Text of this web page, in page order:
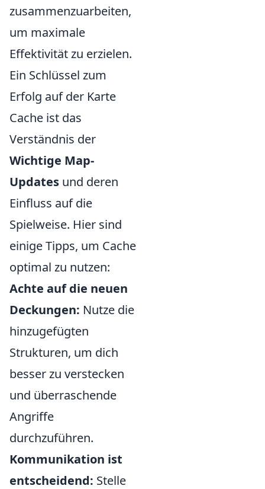
zusammenzuarbeiten,
um maximale
Effektivität zu erzielen.
Ein Schlüssel zum
Erfolg auf der Karte
Cache ist das
Verständnis der
Wichtige Map-
Updates und deren
Einfluss auf die
Spielweise. Hier sind
einige Tipps, um Cache
optimal zu nutzen:
Achte auf die neuen
Deckungen: Nutze die
hinzugefügten
Strukturen, um dich
besser zu verstecken
und überraschende
Angriffe
durchzuführen.
Kommunikation ist
entscheidend: Stelle